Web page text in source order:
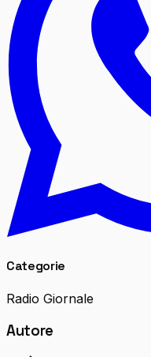
Categorie
Radio Giornale
Autore